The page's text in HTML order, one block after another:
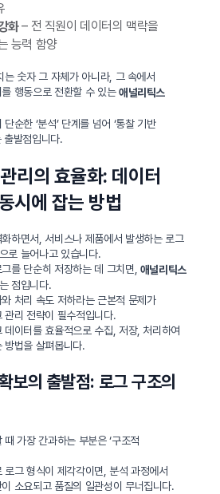
화– 전 직원이 데이터의 맥락을
능력 함양
는 숫자 그 자체가 아니라, 그 속에서
행동으로 전환할 수 있는애널리틱스
순한 ‘분석’ 단계를 넘어 ‘통찰 기반
출발점입니다.
리의 효율화: 데이터
시에 잡는 방법
하면서, 서비스나 제품에서 발생하는 로그
로 늘어나고 있습니다.
를 단순히 저장하는 데 그치면, 애널리틱스
점입니다.
처리 속도 저하라는 근본적 문제가
관리 전략이 필수적입니다.
이터를 효율적으로 수집, 저장, 처리하여
방법을 살펴봅니다.
보의 출발점: 로그 구조의
가장 간과하는 부분은 ‘구조적
그 형식이 제각각이면, 분석 과정에서
소요되고 품질의 일관성이 무너집니다.